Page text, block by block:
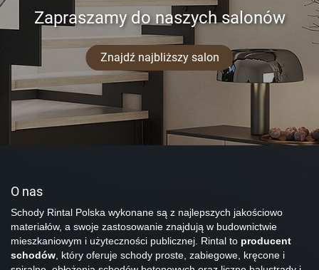
Zapraszamy do naszych salonów
Znajdź najbliższy salon
O nas
Schody Rintal Polska wykonane są z najlepszych jakościowo
materiałów, a swoje zastosowanie znajdują w budownictwie
mieszkaniowym i użyteczności publicznej. Rintal to producent
schodów, który oferuje schody proste, zabiegowe, kręcone i